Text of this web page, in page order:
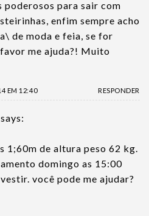
poderosos para sair com
enfim sempre acho
de moda e feia, se for
me ajuda?! Muito
EM 12:40 RESPONDER
says:
1;60m de altura peso 62 kg.
domingo as 15:00
você pode me ajudar?